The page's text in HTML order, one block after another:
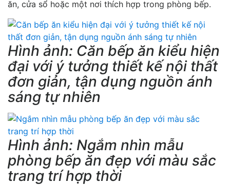
ăn, cửa sổ hoặc một nơi thích hợp trong phòng bếp.
Hình ảnh: Căn bếp ăn kiểu hiện
đại với ý tưởng thiết kế nội thất
đơn giản, tận dụng nguồn ánh
sáng tự nhiên
Hình ảnh: Ngắm nhìn mẫu
phòng bếp ăn đẹp với màu sắc
trang trí hợp thời